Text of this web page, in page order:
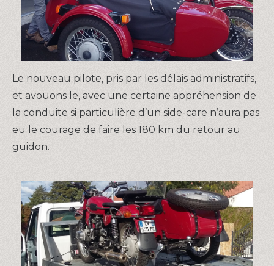
Le nouveau pilote, pris par les délais administratifs,
et avouons le, avec une certaine appréhension de
la conduite si particulière d’un side-care n’aura pas
eu le courage de faire les 180 km du retour au
guidon.